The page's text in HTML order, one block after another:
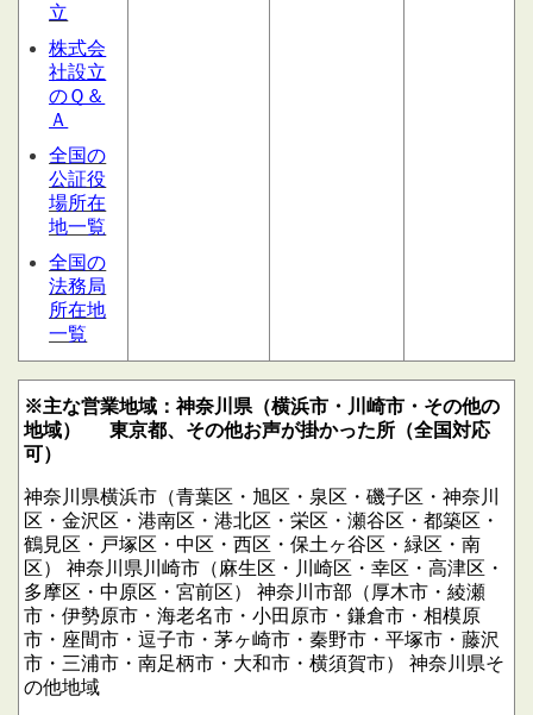
立
株式会
社設立
のＱ＆
Ａ
全国の
公証役
場所在
地一覧
全国の
法務局
所在地
一覧
※主な営業地域：神奈川県（横浜市・川崎市・その他の
地域）
東京都、その他お声が掛かった所（全国対応
可）
神奈川県横浜市（青葉区・旭区・泉区・磯子区・神奈川
区・金沢区・港南区・港北区・栄区・瀬谷区・都築区・
鶴見区・戸塚区・中区・西区・保土ヶ谷区・緑区・南
区）
神奈川県川崎市（麻生区・川崎区・幸区・高津区・
多摩区・中原区・宮前区）
神奈川市部（厚木市・綾瀬
市・伊勢原市・海老名市・小田原市・鎌倉市・相模原
市・座間市・逗子市・茅ヶ崎市・秦野市・平塚市・藤沢
市・三浦市・南足柄市・大和市・横須賀市）
神奈川県そ
の他地域